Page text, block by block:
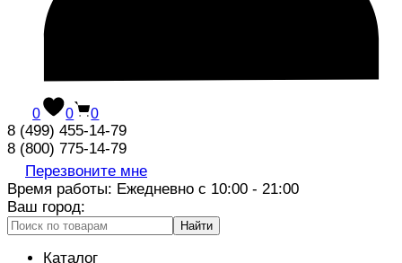
0 0 0
8 (499) 455-14-79
8 (800) 775-14-79
Перезвоните мне
Время работы: Ежедневно с 10:00 - 21:00
Ваш город:
Найти
Каталог